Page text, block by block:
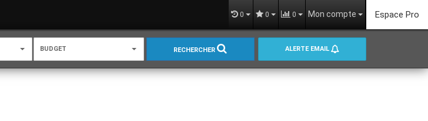
0 0 0 Mon compte Espace Pro
BUDGET RECHERCHER ALERTE EMAIL